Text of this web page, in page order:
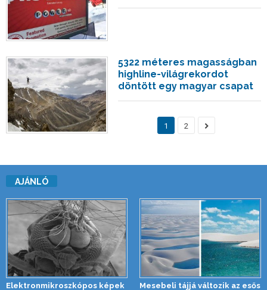
5322 méteres magasságban
highline-világrekordot
döntött egy magyar csapat
1 2
AJÁNLÓ
Elektronmikroszkópos képek
Mesebeli tájjá változik az esős